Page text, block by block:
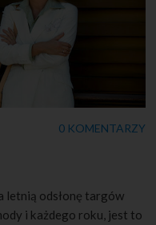
0 KOMENTARZY
letnią odsłonę targów
i każdego roku, jest to